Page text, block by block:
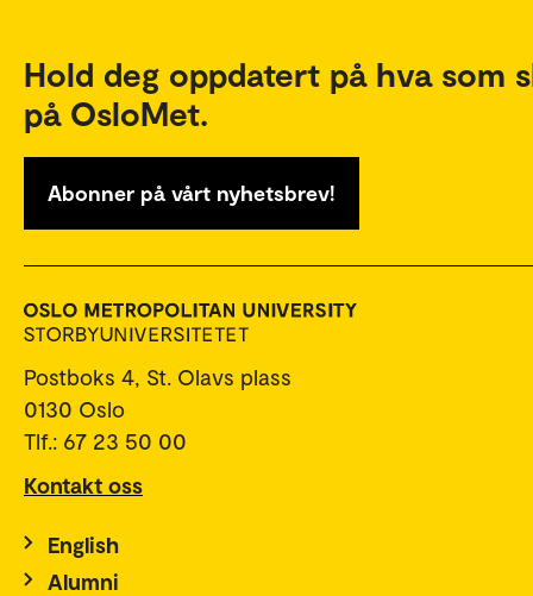
Hold deg oppdatert på hva som
på OsloMet.
Abonner på vårt nyhetsbrev!
Postboks 4, St. Olavs plass
0130 Oslo
Tlf.: 67 23 50 00
Kontakt oss
English
Alumni